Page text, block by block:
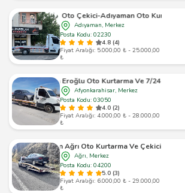
Oto Kurtarıcı-7/24 Çekici-7/24 Kurtarıcı-Adıyaman
Adıyaman, Merkez
Posta Kodu: 02230
4.8 (4)
Fiyat Aralığı: 5.000,00 ₺ - 25.000,00
₺
Afyon Eroğlu Oto Kurtarma Ve 7/24 Yol Yardım
Afyonkarahisar, Merkez
Posta Kodu: 03050
4.0 (2)
Fiyat Aralığı: 4.000,00 ₺ - 28.000,00
₺
Afşin Ağrı Oto Kurtarma Ve Çekici Hizmeti
Ağrı, Merkez
Posta Kodu: 04200
5.0 (3)
Fiyat Aralığı: 6.000,00 ₺ - 29.000,00
₺